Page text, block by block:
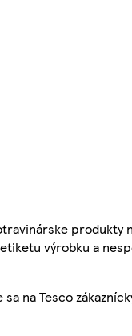
produkty
výrobku a
na Tesco